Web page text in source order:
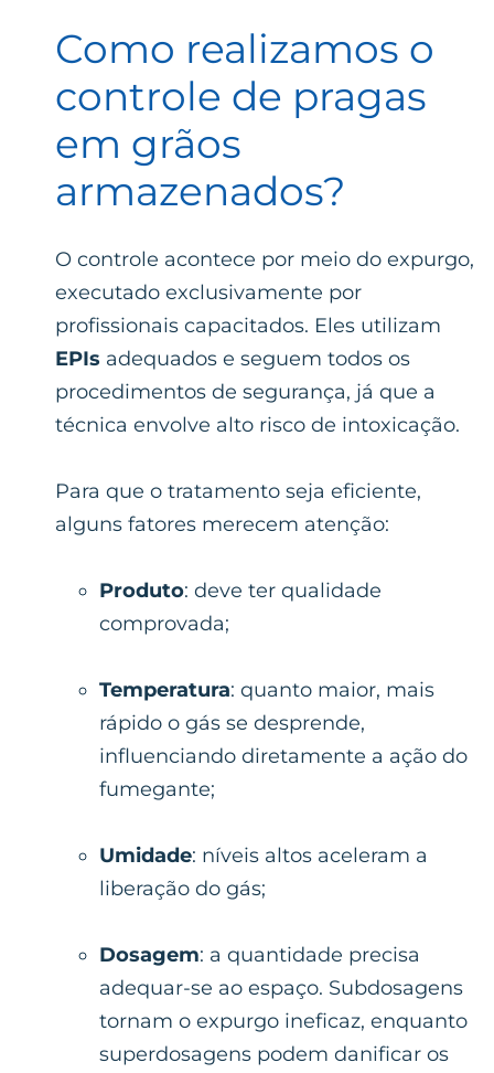
Como realizamos o
controle de pragas
em grãos
armazenados?
O controle acontece por meio do expurgo,
executado exclusivamente por
profissionais capacitados. Eles utilizam
EPIs adequados e seguem todos os
procedimentos de segurança, já que a
técnica envolve alto risco de intoxicação.
Para que o tratamento seja eficiente,
alguns fatores merecem atenção:
Produto: deve ter qualidade
comprovada;
Temperatura: quanto maior, mais
rápido o gás se desprende,
influenciando diretamente a ação do
fumegante;
Umidade: níveis altos aceleram a
liberação do gás;
Dosagem: a quantidade precisa
adequar-se ao espaço. Subdosagens
tornam o expurgo ineficaz, enquanto
superdosagens podem danificar os